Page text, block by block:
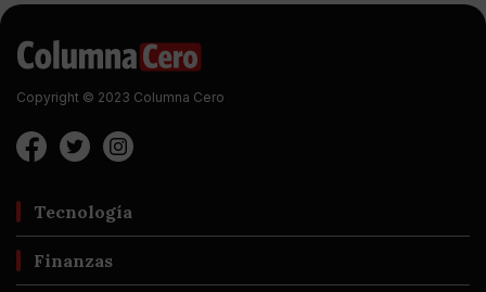
Copyright © 2023 Columna Cero
Tecnología
Finanzas